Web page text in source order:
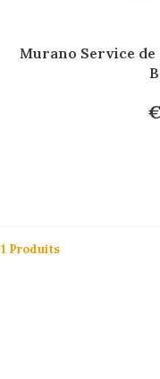
Murano Service de
1 Produits